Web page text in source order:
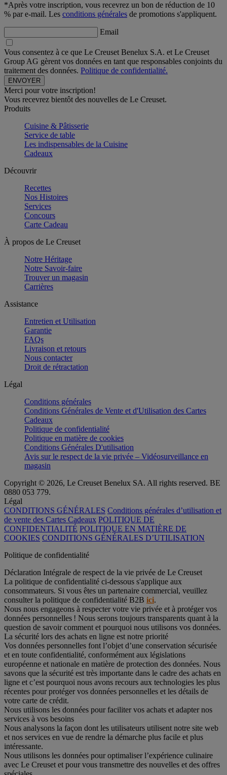
*Après votre inscription, vous recevrez un bon de réduction de 10
% par e-mail. Les conditions générales de promotions s'appliquent.
Email
Vous consentez à ce que Le Creuset Benelux S.A. et Le Creuset
Group AG gèrent vos données en tant que responsables conjoints du
traitement des données. Politique de confidentialité.
Merci pour votre inscription!
Vous recevrez bientôt des nouvelles de Le Creuset.
Produits
Cuisine & Pâtisserie
Service de table
Les indispensables de la Cuisine
Cadeaux
Découvrir
Recettes
Nos Histoires
Services
Concours
Carte Cadeau
À propos de Le Creuset
Notre Héritage
Notre Savoir-faire
Trouver un magasin
Carrières
Assistance
Entretien et Utilisation
Garantie
FAQs
Livraison et retours
Nous contacter
Droit de rétractation
Légal
Conditions générales
Conditions Générales de Vente et d'Utilisation des Cartes
Cadeaux
Politique de confidentialité
Politique en matière de cookies
Conditions Générales D'utilisation
Avis sur le respect de la vie privée – Vidéosurveillance en
magasin
Copyright © 2026, Le Creuset Benelux SA. All rights reserved. BE
0880 053 779.
Légal
CONDITIONS GÉNÉRALES Conditions générales d’utilisation et
de vente des Cartes Cadeaux POLITIQUE DE
CONFIDENTIALITÉ POLITIQUE EN MATIÈRE DE
COOKIES CONDITIONS GÉNÉRALES D’UTILISATION
Politique de confidentialité
Déclaration Intégrale de respect de la vie privée de Le Creuset
La politique de confidentialité ci-dessous s'applique aux
consommateurs. Si vous êtes un partenaire commercial, veuillez
consulter la politique de confidentialité B2B ici.
Nous nous engageons à respecter votre vie privée et à protéger vos
données personnelles ! Nous serons toujours transparents quant à la
question de savoir comment et pourquoi nous utilisons vos données.
La sécurité lors des achats en ligne est notre priorité
Vos données personnelles font l’objet d’une conservation sécurisée
et en toute confidentialité, conformément aux législations
européenne et nationale en matière de protection des données. Nous
savons que la sécurité est très importante dans le cadre des achats en
ligne et c’est pourquoi nous avons recours aux technologies les plus
récentes pour protéger vos données personnelles et les détails de
votre carte de crédit.
Nous utilisons les données pour faciliter vos achats et adapter nos
services à vos besoins
Nous analysons la façon dont les utilisateurs utilisent notre site web
et nos services en vue de rendre la démarche plus facile et plus
intéressante.
Nous utilisons les données pour optimaliser l’expérience culinaire
avec Le Creuset et pour vous transmettre des nouvelles et des offres